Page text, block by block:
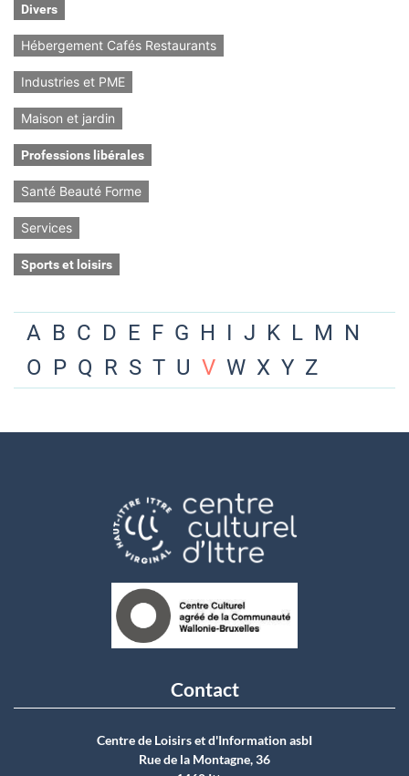
Divers
Hébergement Cafés Restaurants
Industries et PME
Maison et jardin
Professions libérales
Santé Beauté Forme
Services
Sports et loisirs
A B C D E F G H I J K L M N
O P Q R S T U V W X Y Z
Contact
Centre de Loisirs et d'Information asbI
Rue de la Montagne, 36